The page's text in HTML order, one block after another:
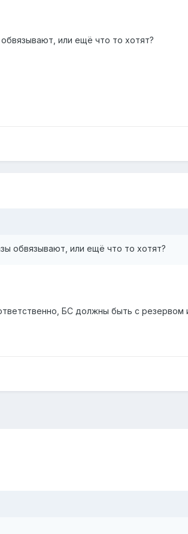
или ещё что то хотят?
обвязывают, или ещё что то хотят?
БС должны быть с резервом